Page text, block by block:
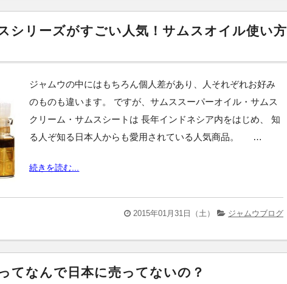
シリーズがすごい人気！サムスオイル使い方
ジャムウの中にはもちろん個人差があり、人それぞれお好み
のものも違います。 ですが、サムススーパーオイル・サムス
クリーム・サムスシートは 長年インドネシア内をはじめ、 知
る人ぞ知る日本人からも愛用されている人気商品。 …
続きを読む...
2015年01月31日（土） ジャムウブログ
てなんで日本に売ってないの？